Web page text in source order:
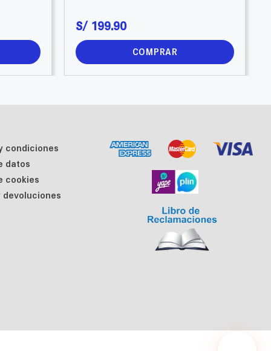
S/ 199.90
COMPRAR
condiciones
datos
cookies
devoluciones